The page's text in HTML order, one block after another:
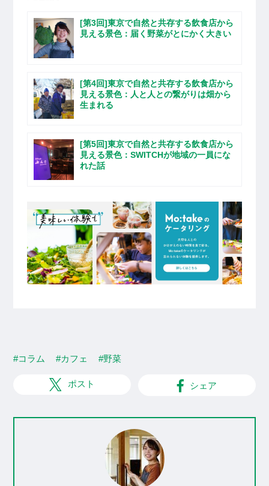
[第3回]東京で自然と共存する飲食店から
見える景色：届く野菜がとにかく大きい
[第4回]東京で自然と共存する飲食店から
見える景色：人と人との繋がりは畑から
生まれる
[第5回]東京で自然と共存する飲食店から
見える景色：SWITCHが地域の一員にな
れた話
#コラム #カフェ #野菜
ポスト シェア